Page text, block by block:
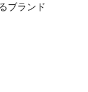
ブランド